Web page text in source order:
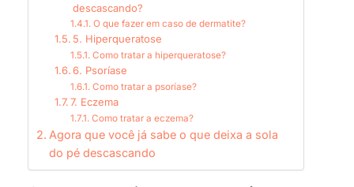
descascando?
O que fazer em caso de dermatite?
5. Hiperqueratose
Como tratar a hiperqueratose?
6. Psoríase
Como tratar a psoríase?
7. Eczema
Como tratar a eczema?
Agora que você já sabe o que deixa a sola
do pé descascando